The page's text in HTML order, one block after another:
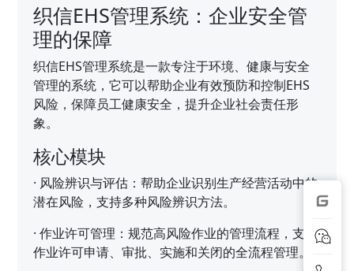
织信EHS管理系统：企业安全管
理的保障
织信EHS管理系统是一款专注于环境、健康与安全
管理的系统，它可以帮助企业有效预防和控制EHS
风险，保障员工健康安全，提升企业社会责任形
象。
核心模块
· 风险辨识与评估：帮助企业识别生产经营活动中的
潜在风险，支持多种风险辨识方法。
·作业许可管理：规范高风险作业的管理流程，支持
作业许可申请、审批、实施和关闭的全流程管理。